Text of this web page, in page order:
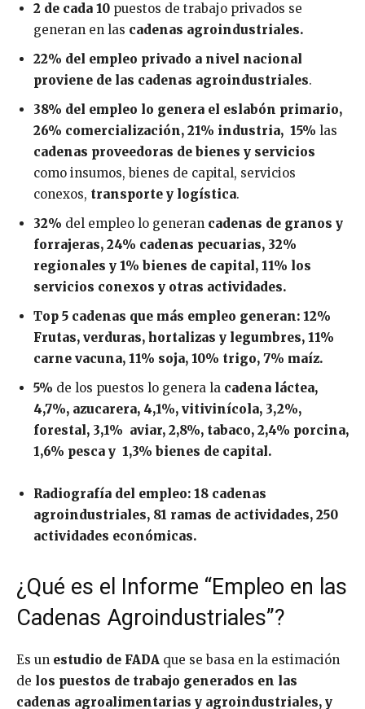
2 de cada 10 puestos de trabajo privados se
generan en las cadenas agroindustriales.
22% del empleo privado a nivel nacional
proviene de las cadenas agroindustriales.
38% del empleo lo genera el eslabón primario,
26% comercialización, 21% industria, 15% las
cadenas proveedoras de bienes y servicios
como insumos, bienes de capital, servicios
conexos, transporte y logística.
32% del empleo lo generan cadenas de granos y
forrajeras, 24% cadenas pecuarias, 32%
regionales y 1% bienes de capital, 11% los
servicios conexos y otras actividades.
Top 5 cadenas que más empleo generan: 12%
Frutas, verduras, hortalizas y legumbres, 11%
carne vacuna, 11% soja, 10% trigo, 7% maíz.
5% de los puestos lo genera la cadena láctea,
4,7%, azucarera, 4,1%, vitivinícola, 3,2%,
forestal, 3,1% aviar, 2,8%, tabaco, 2,4% porcina,
1,6% pesca y 1,3% bienes de capital.
Radiografía del empleo: 18 cadenas
agroindustriales, 81 ramas de actividades, 250
actividades económicas.
¿Qué es el Informe “Empleo en las
Cadenas Agroindustriales”?
Es un estudio de FADA que se basa en la estimación
de los puestos de trabajo generados en las
cadenas agroalimentarias y agroindustriales, y